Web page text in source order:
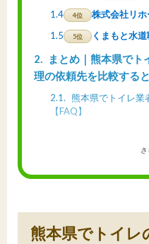
1.4 4位 株式会社リ
1.5 5位 くまもと水道
2
まとめ｜熊本県でト
理の依頼先を比較する
2.1
熊本県でトイレ業
【FAQ】
熊本県でトイレ